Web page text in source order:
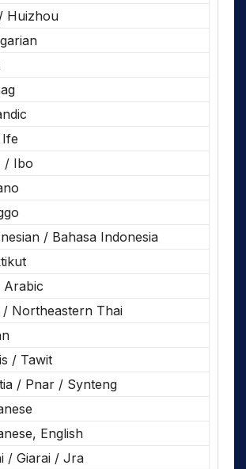
Huizhou
/ Ibo
/ Bahasa Indonesia
Arabic
/ Northeastern Thai
/ Tawit
/ Pnar / Synteng
English
/ Giarai / Jra